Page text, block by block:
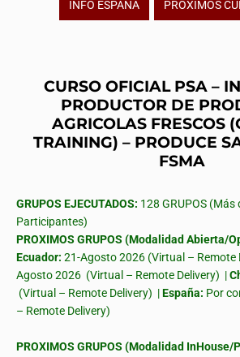
INFO ESPAÑA PROXIMOS
CURSO OFICIAL PSA –
PRODUCTOR DE
AGRICOLAS FRESCOS
TRAINING) – PRODUCE
FSMA
GRUPOS EJECUTADOS: 128 GRUPOS (Más
Participantes)
PROXIMOS GRUPOS (Modalidad Abierta/
Ecuador: 21-Agosto 2026 (Virtual – Remote
Agosto 2026 (Virtual – Remote Delivery) |
(Virtual – Remote Delivery) |España: Por
– Remote Delivery)
PROXIMOS GRUPOS (Modalidad InHouse/